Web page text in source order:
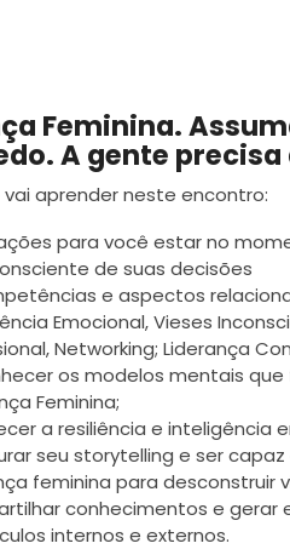
Feminina.
A gente precisa
aprender neste encontro:
para você estar no
de suas decisões
e aspectos
Emocional, Vieses
Networking; Liderança
os modelos mentais
Feminina;
a resiliência e inteligência
seu storytelling e ser
feminina para desconstruir
conhecimentos e gerar
internos e externos.